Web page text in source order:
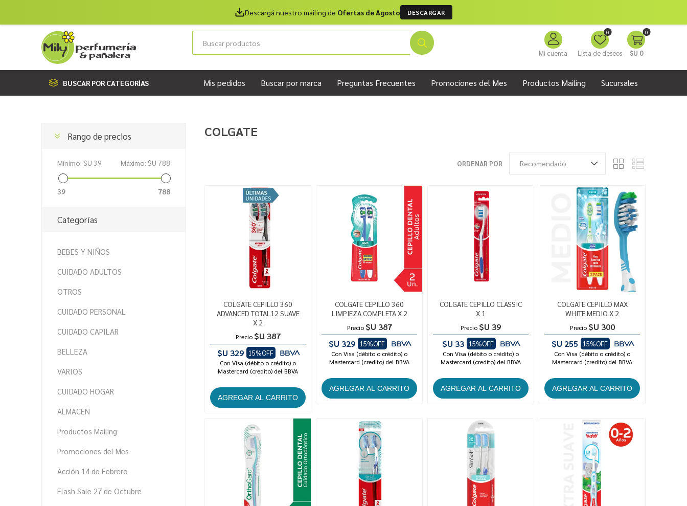
Descargá nuestro mailing de Ofertas de Agosto DESCARGAR
Mi cuenta Lista de deseos
0 0
$U 0
BUSCAR POR CATEGORÍAS Mis pedidos Buscar por marca Preguntas Frecuentes Promociones del Mes Productos Mailing Sucursales
COLGATE
ORDENAR POR
COLGATE CEPILLO 360
ADVANCED TOTAL12 SUAVE
X 2
Precio $U 387
$U 329
15%OFF
Con Visa (débito o crédito) o
Mastercard (credito) del BBVA
COLGATE CEPILLO 360
LIMPIEZA COMPLETA X 2
Precio $U 387
$U 329
15%OFF
Con Visa (débito o crédito) o
Mastercard (credito) del BBVA
COLGATE CEPILLO CLASSIC
X 1
Precio $U 39
$U 33 15%OFF
Con Visa (débito o crédito) o
Mastercard (credito) del BBVA
COLGATE CEPILLO MAX
WHITE MEDIO X 2
Precio $U 300
$U 255
15%OFF
Con Visa (débito o crédito) o
Mastercard (credito) del BBVA
Rango de precios
Mínimo: $U 39 Máximo: $U 788
39 788
Categorías
BEBES Y NIÑOS
CUIDADO ADULTOS
OTROS
CUIDADO PERSONAL
CUIDADO CAPILAR
BELLEZA
VARIOS
CUIDADO HOGAR
ALMACEN
Productos Mailing
Promociones del Mes
Acción 14 de Febrero
Flash Sale 27 de Octubre